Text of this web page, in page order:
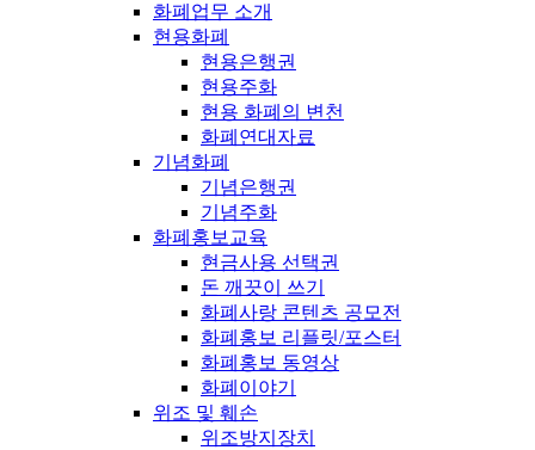
화폐업무 소개
현용화폐
현용은행권
현용주화
현용 화폐의 변천
화폐연대자료
기념화폐
기념은행권
기념주화
화폐홍보교육
현금사용 선택권
돈 깨끗이 쓰기
화폐사랑 콘텐츠 공모전
화폐홍보 리플릿/포스터
화폐홍보 동영상
화폐이야기
위조 및 훼손
위조방지장치